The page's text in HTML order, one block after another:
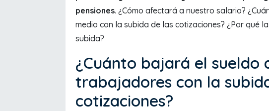
pensiones. ¿Cómo afectará a nuestro salario?
medio con la subida de las cotizaciones? ¿Por qué
subida?
¿Cuánto bajará el sueldo
trabajadores con la
cotizaciones?